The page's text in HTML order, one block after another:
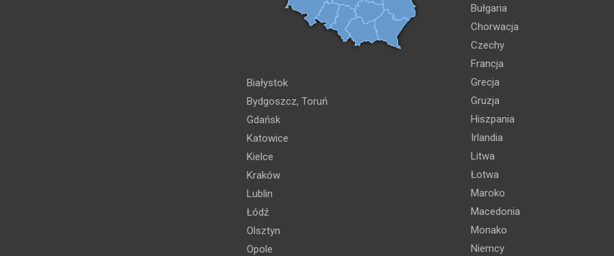
Białystok
Bydgoszcz, Toruń
Gdańsk
Katowice
Kielce
Kraków
Lublin
Łódź
Olsztyn
Opole
Bułgaria
Chorwacja
Czechy
Francja
Grecja
Gruzja
Hiszpania
Irlandia
Litwa
Łotwa
Maroko
Macedonia
Monako
Niemcy